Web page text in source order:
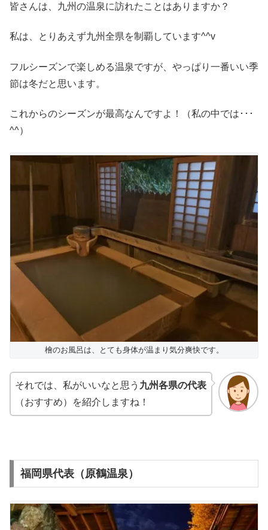
皆さんは、九州の温泉に訪れたことはありますか？
私は、とりあえず九州全県を制覇しています^^v
フルシーズンで楽しめる温泉ですが、やっぱり一番いい季
節は冬だと思います。
これからのシーズンが最高なんですよ！（私の中では･･･
^^）
檜のお風呂は、とても身体が温まり気分爽快です。
それでは、私がいいなと思う 九州各県の代表
（おすすめ）を紹介しますね！
福岡県代表（原鶴温泉）